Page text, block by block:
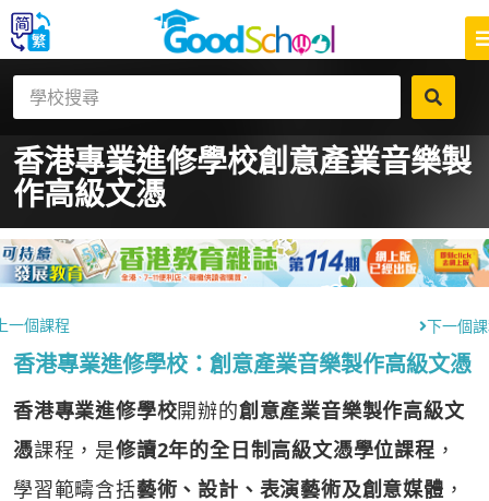
香港專業進修學校創意產業音樂製
作高級文憑
一個課程 下一個
香港專業進修學校：創意產業音樂製作高級文憑
香港專業進修學校開辦的創意產業音樂製作高級文
憑課程，是修讀2年的全日制高級文憑學位課程 ，
學習範疇含括藝術、設計、表演藝術及創意媒體 ，